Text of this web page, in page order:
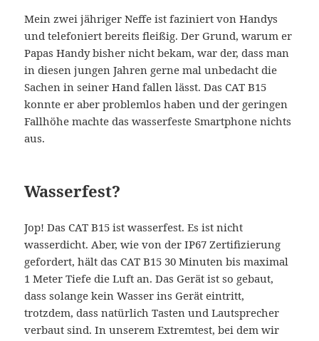
Mein zwei jähriger Neffe ist faziniert von Handys
und telefoniert bereits fleißig. Der Grund, warum er
Papas Handy bisher nicht bekam, war der, dass man
in diesen jungen Jahren gerne mal unbedacht die
Sachen in seiner Hand fallen lässt. Das CAT B15
konnte er aber problemlos haben und der geringen
Fallhöhe machte das wasserfeste Smartphone nichts
aus.
Wasserfest?
Jop! Das CAT B15 ist wasserfest. Es ist nicht
wasserdicht. Aber, wie von der IP67 Zertifizierung
gefordert, hält das CAT B15 30 Minuten bis maximal
1 Meter Tiefe die Luft an. Das Gerät ist so gebaut,
dass solange kein Wasser ins Gerät eintritt,
trotzdem, dass natürlich Tasten und Lautsprecher
verbaut sind. In unserem Extremtest, bei dem wir